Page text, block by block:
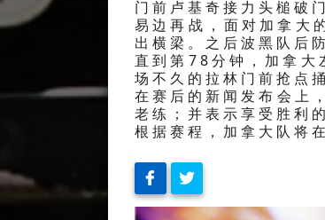
门前卢基奇接力头槌破
易边再战，面对加拿大
出横梁。之后波黑队后
直到第78分钟，加拿大
场不久的拉林门前抢点
在赛后的新闻发布会上
老练；并表示享受胜利
根据赛程，加拿大队将